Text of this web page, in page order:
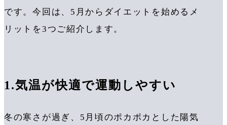
です。今回は、5月からダイエットを始めるメ
リットを3つご紹介します。
1.気温が快適で運動しやすい
冬の寒さが過ぎ、5月頃のポカポカとした陽気